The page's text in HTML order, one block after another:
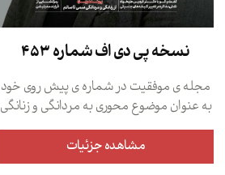
نسخه پي دي اف شماره 453
مجله ی موفقیت در شماره ی پیش روی خود
به عنوان موضوع محوری به مردانگی و زنانگی
سمی پرداخته است؛ علاوه بر این که؛ گفت و
گویی اختصاصی داشته ایم با فردین علیخواه،
جامعه شناس در بخش های مختلف تلاش
مشاهده جزئیات